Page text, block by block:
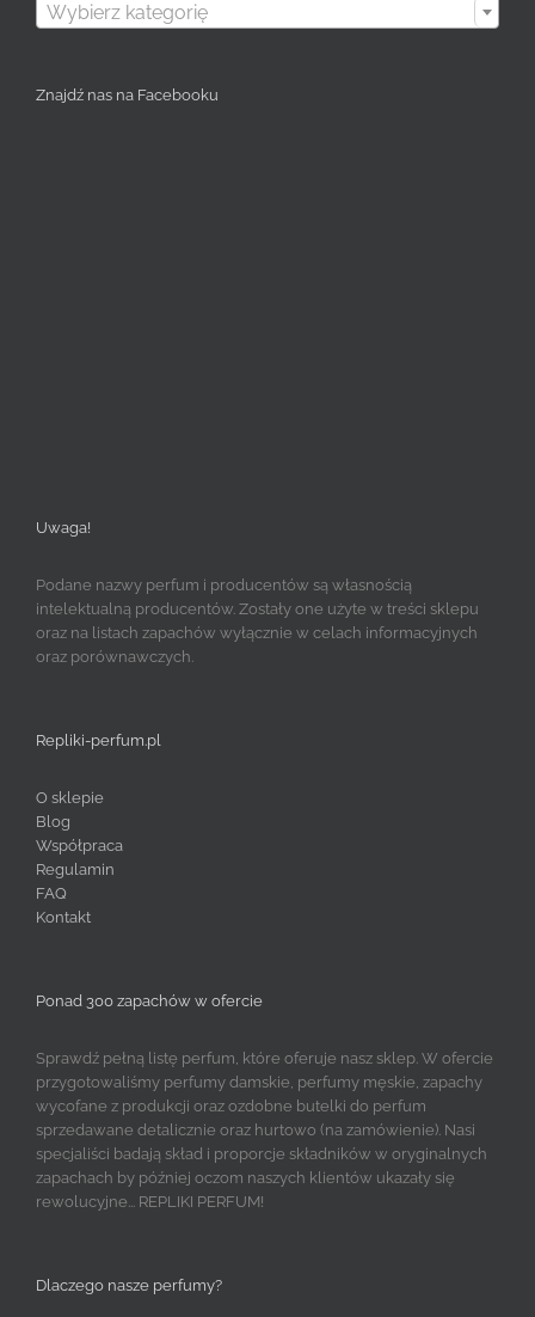
Wybierz kategorię
Znajdź nas na Facebooku
Uwaga!
Podane nazwy perfum i producentów są własnością
intelektualną producentów. Zostały one użyte w treści sklepu
oraz na listach zapachów wyłącznie w celach informacyjnych
oraz porównawczych.
Repliki-perfum.pl
O sklepie
Blog
Współpraca
Regulamin
FAQ
Kontakt
Ponad 300 zapachów w ofercie
Sprawdź pełną listę perfum, które oferuje nasz sklep. W ofercie
przygotowaliśmy perfumy damskie, perfumy męskie, zapachy
wycofane z produkcji oraz ozdobne butelki do perfum
sprzedawane detalicznie oraz hurtowo (na zamówienie). Nasi
specjaliści badają skład i proporcje składników w oryginalnych
zapachach by później oczom naszych klientów ukazały się
rewolucyjne... REPLIKI PERFUM!
Dlaczego nasze perfumy?